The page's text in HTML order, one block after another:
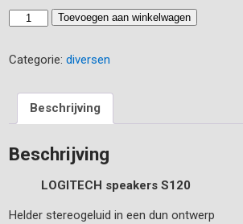
prijs
was:
prijs
is:
LOGITECH
S120
aantal
Toevoegen aan winkelwagen
Categorie:diversen
Beschrijving
Beschrijving
LOGITECH speakers S120
Helder stereogeluid in een dun ontwerp